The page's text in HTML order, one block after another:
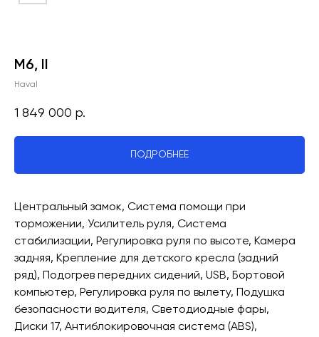
M6, II
Haval
1 849 000 р.
ПОДРОБНЕЕ
Центральный замок, Система помощи при
торможении, Усилитель руля, Система
стабилизации, Регулировка руля по высоте, Камера
задняя, Крепление для детского кресла (задний
ряд), Подогрев передних сидений, USB, Бортовой
компьютер, Регулировка руля по вылету, Подушка
безопасности водителя, Светодиодные фары,
Диски 17, Антиблокировочная система (ABS),